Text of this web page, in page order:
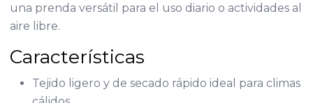
una prenda versátil para el uso diario o actividades al
aire libre.
Características
Tejido ligero y de secado rápido ideal para climas